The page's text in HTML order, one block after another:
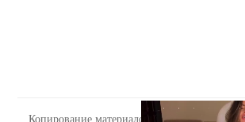
Копирование материалов сайта tabooo.ru